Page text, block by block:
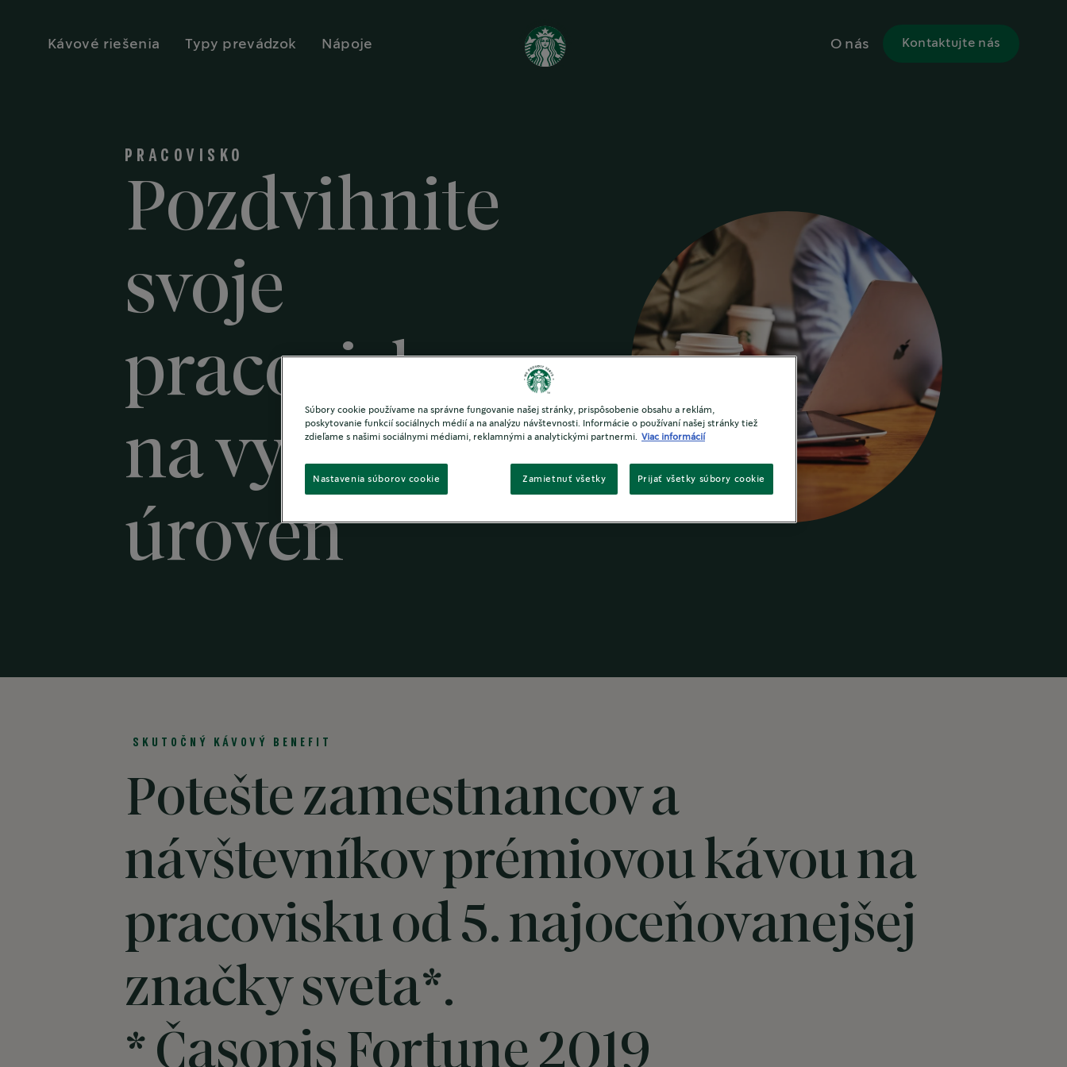
Kávové riešenia Typy prevádzok Nápoje O nás Kontaktujte nás
PRACOVISKO
Pozdvihnite
svoje
pracovisko
na vyššiu
úroveň
SKUTOČNÝ KÁVOVÝ BENEFIT
Potešte zamestnancov a
návštevníkov prémiovou kávou na
pracovisku od 5. najoceňovanejšej
značky sveta*.
* Časopis Fortune 2019
Súbory cookie používame na správne fungovanie našej stránky, prispôsobenie obsahu a reklám,
poskytovanie funkcií sociálnych médií a na analýzu návštevnosti. Informácie o používaní našej stránky tiež
zdieľame s našimi sociálnymi médiami, reklamnými a analytickými partnermi.
Viac informácií
Zamietnuť všetky Prijať všetky súbory cookie
Nastavenia súborov cookie